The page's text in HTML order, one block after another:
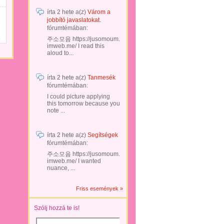
írta 2 hete a(z) Várom a
jobbító javaslatokat.
fórumtémában:
주소모음 https://jusomoum.
imweb.me/ I read this
aloud to...
írta 2 hete a(z) Tanmesék
fórumtémában:
I could picture applying
this tomorrow because you
note ...
írta 2 hete a(z) Segítségek
fórumtémában:
주소모음 https://jusomoum.
imweb.me/ I wanted
nuance, ...
Friss események »
Szólj hozzá te is!